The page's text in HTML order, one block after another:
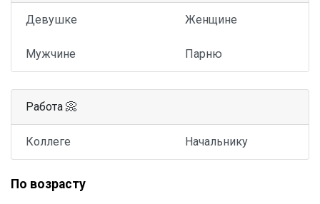
Девушке Женщине
Мужчине Парню
Работа 📀
Коллеге Начальнику
По возрасту